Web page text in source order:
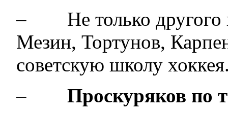
– Не только другого
Мезин, Тортунов,
советскую школу
– Проскуряков по